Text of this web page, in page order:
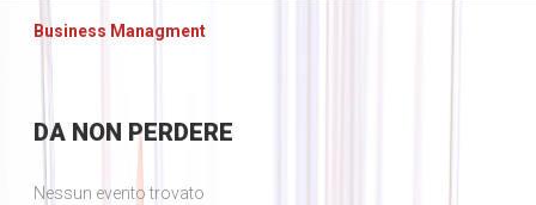
Business Managment
DANON PERDERE
Nessun evento trovato